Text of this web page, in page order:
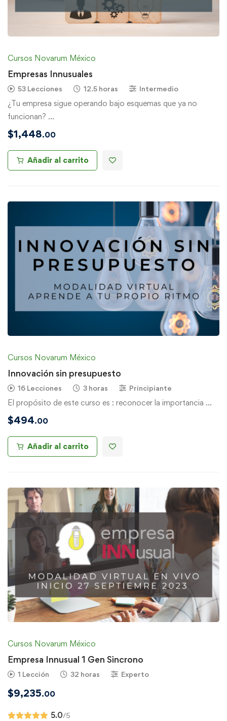
Cursos Novarum México
Empresas Innusuales
53 Lecciones 12.5 horas Intermedio
¿Tu empresa sigue operando bajo esquemas que ya no
funcionan? …
$1,448.00
Añadir al carrito
Cursos Novarum México
Innovación sin presupuesto
16 Lecciones 3 horas Principiante
El propósito de este curso es : reconocer la importancia …
$494.00
Añadir al carrito
Cursos Novarum México
Empresa Innusual 1 Gen Sincrono
1 Lección 32 horas Experto
$9,235.00
5.0/5